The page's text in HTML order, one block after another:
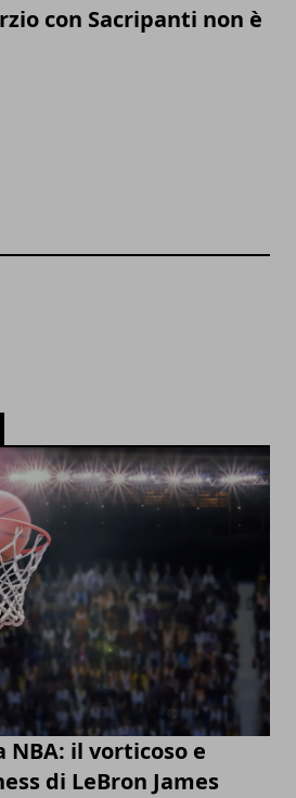
con Sacripanti non è
il vorticoso e
di LeBron James